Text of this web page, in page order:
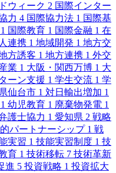
ウィーク 2 国際インター
力 4 国際協力法 1 国際基
1 国際教育 1 国際金融 1 在
連携 1 地域開発 1 地方交
方誘客 1 地方連携 1 外交
業 1 大阪・関西万博 1 大
ーン支援 1 学生交流 1 学
仙台市 1 対日輸出増加 1
1 幼児教育 1 廃棄物発電 1
護士協力 1 愛知県 2 戦略
パートナーシップ 1 戦
実習 1 技能実習制度 1 技
育 1 技術移転 7 技術革新
進 5 投資戦略 1 投資拡大